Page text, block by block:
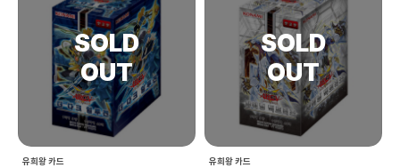
유희왕 카드 유희왕 카드